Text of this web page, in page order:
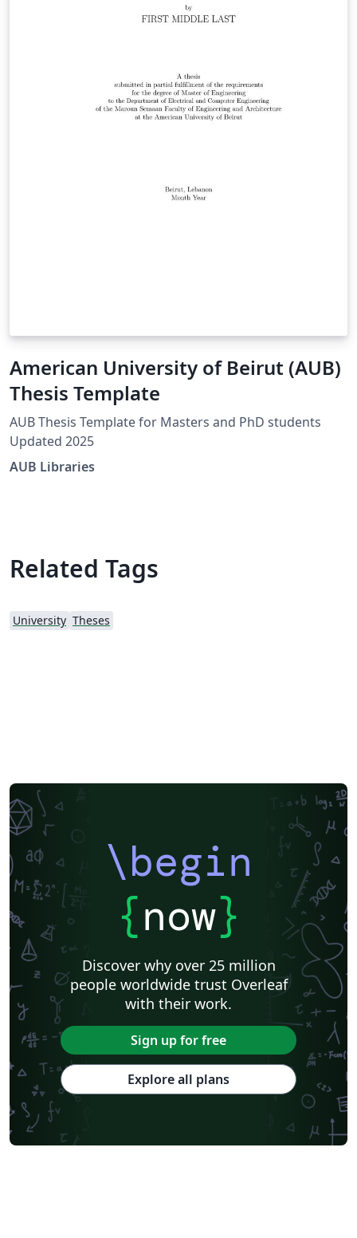
American University of Beirut (AUB)
Thesis Template
AUB Thesis Template for Masters and PhD students
Updated 2025
AUB Libraries
Related Tags
University Theses
\begin
{now}
Discover why over 25 million
people worldwide trust Overleaf
with their work.
Sign up for free
Explore all plans